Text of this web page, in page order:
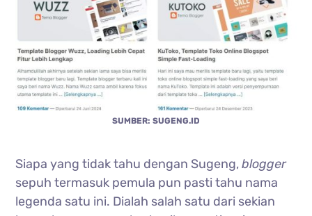
SUMBER: SUGENG.ID
Siapa yang tidak tahu dengan Sugeng,blogger
sepuh termasuk pemula pun pasti tahu nama
legenda satu ini. Dialah salah satu dari sekian